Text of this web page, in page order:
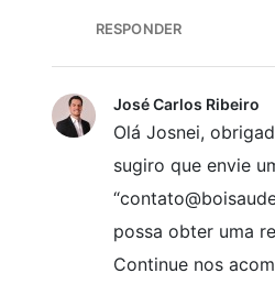
RESPONDER
José Carlos Ribeiro
Olá Josnei,
sugiro que envie
possa obter uma
Continue nos